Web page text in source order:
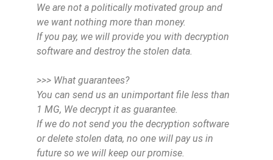
We are not a politically motivated group and
we want nothing more than money.
If you pay, we will provide you with decryption
software and destroy the stolen data.
>>> What guarantees?
You can send us an unimportant file less than
1 MG, We decrypt it as guarantee.
If we do not send you the decryption software
or delete stolen data, no one will pay us in
future so we will keep our promise.